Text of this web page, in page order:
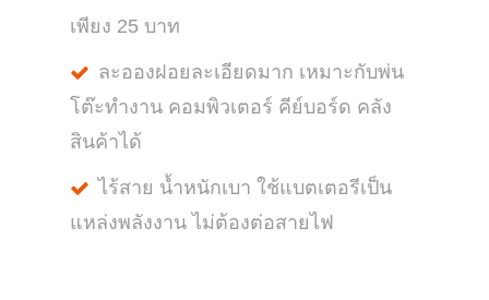
เพียง 25 บาท
ละอองฝอยละเอียดมาก เหมาะกับพ่น
โต๊ะทำงาน คอมพิวเตอร์ คีย์บอร์ด คลัง
สินค้าได้
ไร้สาย น้ำหนักเบา ใช้แบตเตอรีเป็น
แหล่งพลังงาน ไม่ต้องต่อสายไฟ